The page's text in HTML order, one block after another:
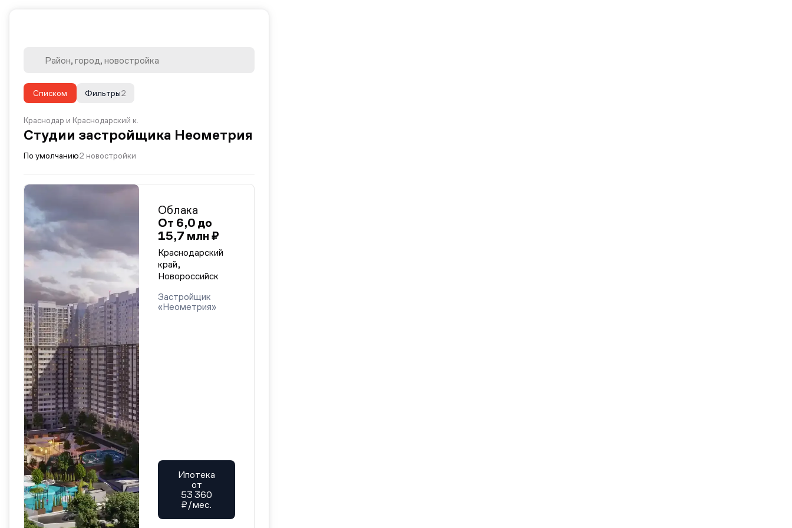
Списком 2
Фильтры
Краснодар и Краснодарский к.
Студии застройщика Неометрия
По умолчанию2 новостройки
Облака
От 6,0 до
15,7 млн ₽
Краснодарский
край,
Новороссийск
Застройщик
«Неометрия»
Ипотека
от
53 360
₽/мес.